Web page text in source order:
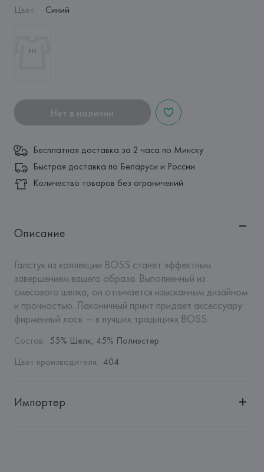
Цвет: Синий
Нет в наличии
Бесплатная доставка за 2 часа по Минску
Быстрая доставка по Беларуси и России
Количество товаров без ограничений
Описание
Галстук из коллекции BOSS станет эффектным
завершением вашего образа. Выполненный из
смесового шелка, он отличается изысканным дизайном
и прочностью. Лаконичный принт придает аксессуару
фирменный лоск — в лучших традициях BOSS.
Состав: 55% Шелк, 45% Полиэстер
Цвет производителя: 404
Импортер